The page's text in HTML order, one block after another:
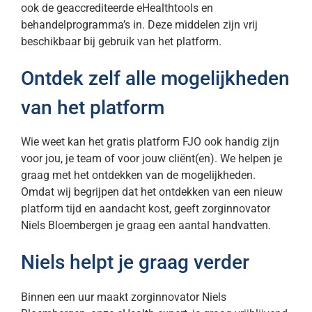
ook de geaccrediteerde eHealthtools en
behandelprogramma’s in. Deze middelen zijn vrij
beschikbaar bij gebruik van het platform.
Ontdek zelf alle mogelijkheden
van het platform
Wie weet kan het gratis platform FJO ook handig zijn
voor jou, je team of voor jouw cliënt(en). We helpen je
graag met het ontdekken van de mogelijkheden.
Omdat wij begrijpen dat het ontdekken van een nieuw
platform tijd en aandacht kost, geeft zorginnovator
Niels Bloembergen je graag een aantal handvatten.
Niels helpt je graag verder
Binnen een uur maakt zorginnovator Niels